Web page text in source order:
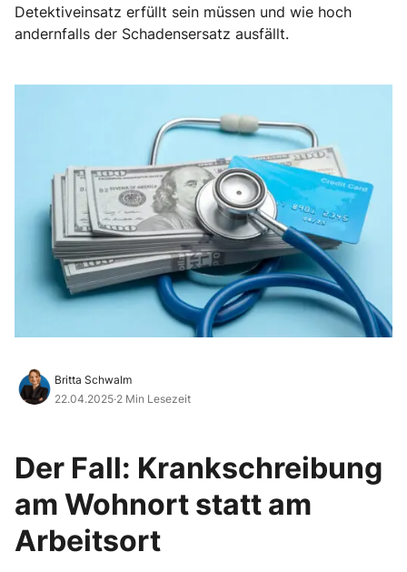
Detektiveinsatz erfüllt sein müssen und wie hoch
andernfalls der Schadensersatz ausfällt.
Britta Schwalm
22.04.2025·2 Min Lesezeit
Der Fall: Krankschreibung
am Wohnort statt am
Arbeitsort